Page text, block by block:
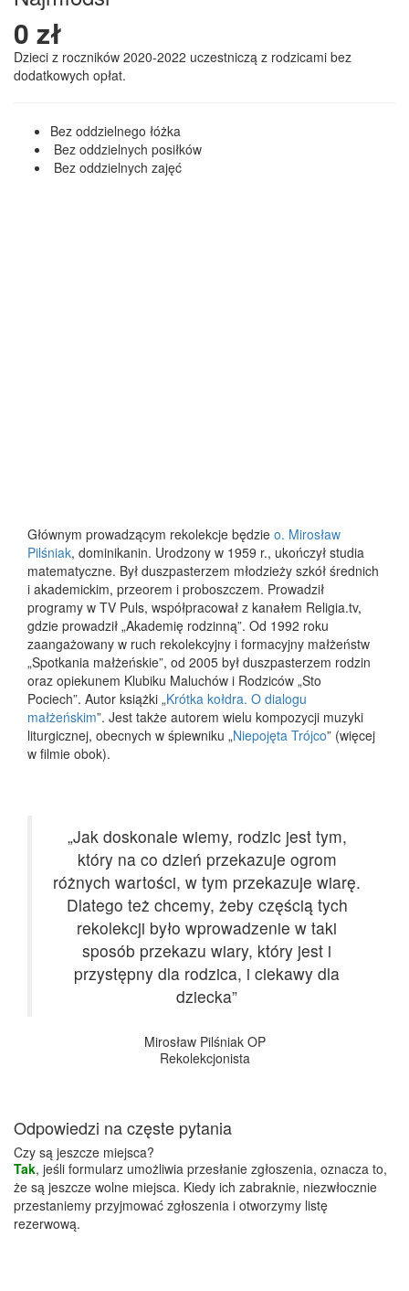
0 zł
Dzieci z roczników 2020-2022 uczestniczą z rodzicami bez
dodatkowych opłat.
Bez oddzielnego łóżka
Bez oddzielnych posiłków
Bez oddzielnych zajęć
Głównym prowadzącym rekolekcje będzie o. Mirosław
Pilśniak, dominikanin. Urodzony w 1959 r., ukończył studia
matematyczne. Był duszpasterzem młodzieży szkół średnich
i akademickim, przeorem i proboszczem. Prowadził
programy w TV Puls, współpracował z kanałem Religia.tv,
gdzie prowadził „Akademię rodzinną”. Od 1992 roku
zaangażowany w ruch rekolekcyjny i formacyjny małżeństw
„Spotkania małżeńskie”, od 2005 był duszpasterzem rodzin
oraz opiekunem Klubiku Maluchów i Rodziców „Sto
Pociech”. Autor książki „Krótka kołdra. O dialogu
małżeńskim”. Jest także autorem wielu kompozycji muzyki
liturgicznej, obecnych w śpiewniku „Niepojęta Trójco” (więcej
w filmie obok).
„Jak doskonale wiemy, rodzic jest tym,
który na co dzień przekazuje ogrom
różnych wartości, w tym przekazuje wiarę.
Dlatego też chcemy, żeby częścią tych
rekolekcji było wprowadzenie w taki
sposób przekazu wiary, który jest i
przystępny dla rodzica, i ciekawy dla
dziecka”
Mirosław Pilśniak OP
Rekolekcjonista
Odpowiedzi na częste pytania
Czy są jeszcze miejsca?
Tak, jeśli formularz umożliwia przesłanie zgłoszenia, oznacza to,
że są jeszcze wolne miejsca. Kiedy ich zabraknie, niezwłocznie
przestaniemy przyjmować zgłoszenia i otworzymy listę
rezerwową.